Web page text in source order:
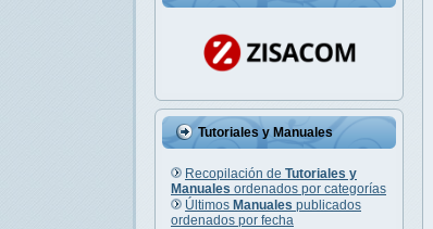
Tutoriales y Manuales
Recopilación de Tutoriales y
Manuales ordenados por categorías
Últimos Manuales publicados
ordenados por fecha